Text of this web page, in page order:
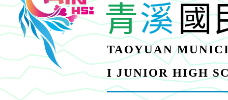
青溪國
TAOYUAN
I JUNIOR HIGH